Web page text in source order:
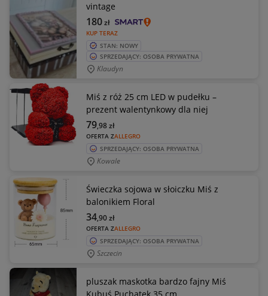
vintage
KUP TERAZ
180zł
STAN: NOWY
SPRZEDAJĄCY: OSOBA PRYWATNA
Klaudyn
Miś z róż 25 cm LED w pudełku –
prezent walentynkowy dla niej
OFERTA ZALLEGRO
79,98zł
SPRZEDAJĄCY: OSOBA PRYWATNA
Kowale
Świeczka sojowa w słoiczku Miś z
balonikiem Floral
OFERTA ZALLEGRO
34,90zł
SPRZEDAJĄCY: OSOBA PRYWATNA
Szczecin
pluszak maskotka bardzo fajny Miś